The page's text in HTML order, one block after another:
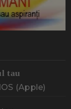
tau
(Apple)